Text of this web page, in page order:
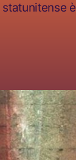
statunitense è